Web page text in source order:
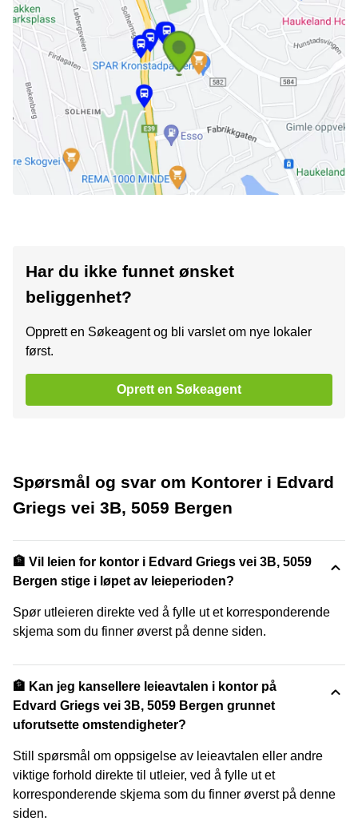
Har du ikke funnet ønsket
beliggenhet?
Opprett en Søkeagent og bli varslet om nye lokaler
først.
Oprett en Søkeagent
Spørsmål og svar om Kontorer i Edvard
Griegs vei 3B, 5059 Bergen
🏦 Vil leien for kontor i Edvard Griegs vei 3B, 5059
Bergen stige i løpet av leieperioden?
Spør utleieren direkte ved å fylle ut et korresponderende
skjema som du finner øverst på denne siden.
🏦 Kan jeg kansellere leieavtalen i kontor på
Edvard Griegs vei 3B, 5059 Bergen grunnet
uforutsette omstendigheter?
Still spørsmål om oppsigelse av leieavtalen eller andre
viktige forhold direkte til utleier, ved å fylle ut et
korresponderende skjema som du finner øverst på denne
siden.